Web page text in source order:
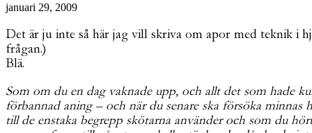
januari 29, 2009
Det är ju inte så här jag vill skriva om apor med teknik i
frågan.)
Blä.
Som om du en dag vaknade upp, och allt det som hade
förbannad aning – och när du senare ska försöka
till de enstaka begrepp skötarna använder och som du